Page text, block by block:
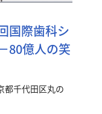
国際歯科シ
80億人の笑
都千代田区丸の